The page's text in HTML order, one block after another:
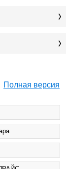
Полная версия